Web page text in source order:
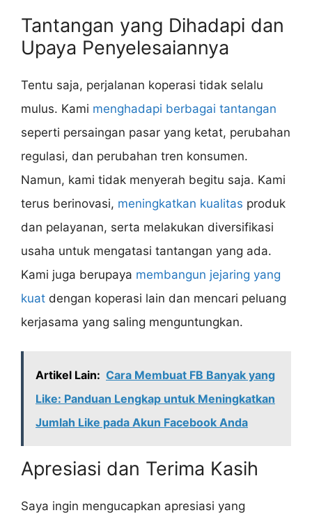
Tantangan yang Dihadapi dan
Upaya Penyelesaiannya
Tentu saja, perjalanan koperasi tidak selalu
mulus. Kami menghadapi berbagai tantangan
seperti persaingan pasar yang ketat, perubahan
regulasi, dan perubahan tren konsumen.
Namun, kami tidak menyerah begitu saja. Kami
terus berinovasi, meningkatkan kualitas produk
dan pelayanan, serta melakukan diversifikasi
usaha untuk mengatasi tantangan yang ada.
Kami juga berupaya membangun jejaring yang
kuat dengan koperasi lain dan mencari peluang
kerjasama yang saling menguntungkan.
Artikel Lain: Cara Membuat FB Banyak yang
Like: Panduan Lengkap untuk Meningkatkan
Jumlah Like pada Akun Facebook Anda
Apresiasi dan Terima Kasih
Saya ingin mengucapkan apresiasi yang